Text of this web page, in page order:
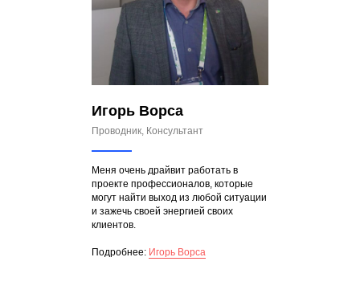
Игорь Ворса
Проводник, Консультант
Меня очень драйвит работать в
проекте профессионалов, которые
могут найти выход из любой ситуации
и зажечь своей энергией своих
клиентов.
Подробнее: Игорь Ворса